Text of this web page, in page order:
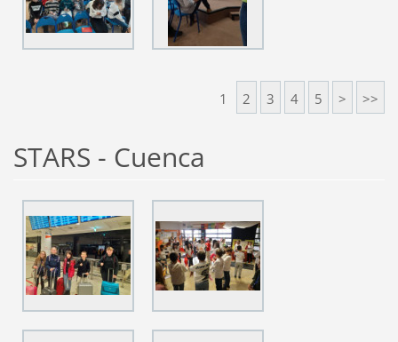
1 2 3 4 5 > >>
STARS - Cuenca